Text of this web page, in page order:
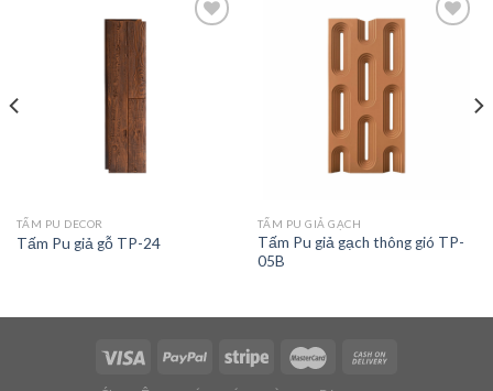
TẤM PU DECOR
Tấm Pu giả gỗ TP-24
TẤM PU GIẢ GẠCH
Tấm Pu giả gạch thông gió TP-
05B